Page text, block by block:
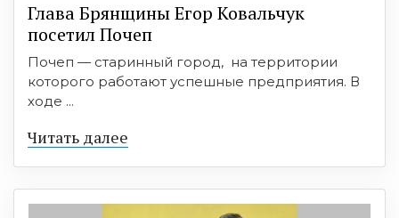
Глава Брянщины Егор Ковальчук
посетил Почеп
Почеп — старинный город, на территории
которого работают успешные предприятия. В
ходе ...
Читать далее